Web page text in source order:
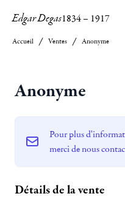
Edgar Degas1834– 1917
Accueil Ventes Anonyme
Anonyme
Pour plus
merci de nous
Détails de la vente